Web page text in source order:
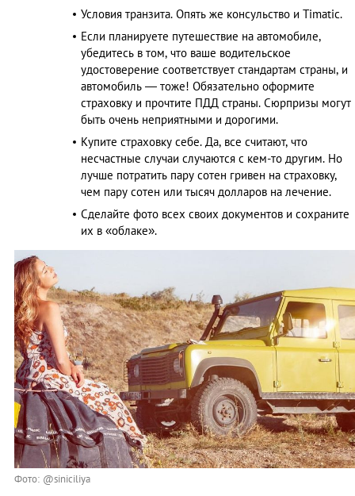
Условия транзита. Опять же консульство и Timatic.
Если планируете путешествие на автомобиле,
убедитесь в том, что ваше водительское
удостоверение соответствует стандартам страны, и
автомобиль — тоже! Обязательно оформите
страховку и прочтите ПДД страны. Сюрпризы могут
быть очень неприятными и дорогими.
Купите страховку себе. Да, все считают, что
несчастные случаи случаются с кем-то другим. Но
лучше потратить пару сотен гривен на страховку,
чем пару сотен или тысяч долларов на лечение.
Сделайте фото всех своих документов и сохраните
их в «облаке».
Фото: @siniciliya